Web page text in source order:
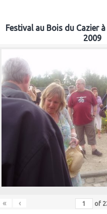
Festival au Bois du Cazier
2009
« ‹ of